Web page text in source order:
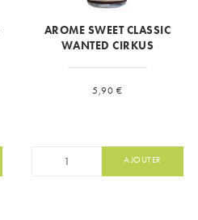
AROME SWEET CLASSIC
WANTED CIRKUS
Prix
5,90 €
AJOUTER